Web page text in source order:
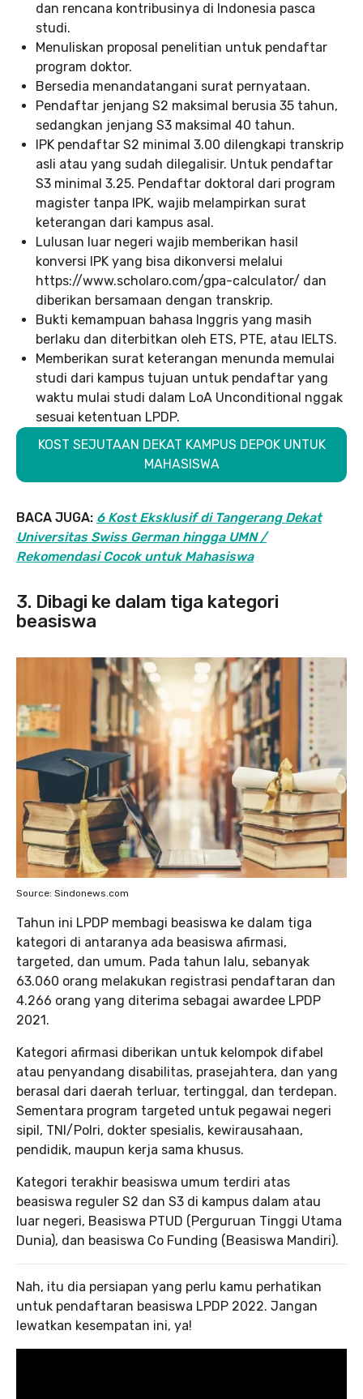
dan rencana kontribusinya di Indonesia pasca
studi.
Menuliskan proposal penelitian untuk pendaftar
program doktor.
Bersedia menandatangani surat pernyataan.
Pendaftar jenjang S2 maksimal berusia 35 tahun,
sedangkan jenjang S3 maksimal 40 tahun.
IPK pendaftar S2 minimal 3.00 dilengkapi transkrip
asli atau yang sudah dilegalisir. Untuk pendaftar
S3 minimal 3.25. Pendaftar doktoral dari program
magister tanpa IPK, wajib melampirkan surat
keterangan dari kampus asal.
Lulusan luar negeri wajib memberikan hasil
konversi IPK yang bisa dikonversi melalui
https://www.scholaro.com/gpa-calculator/ dan
diberikan bersamaan dengan transkrip.
Bukti kemampuan bahasa Inggris yang masih
berlaku dan diterbitkan oleh ETS, PTE, atau IELTS.
Memberikan surat keterangan menunda memulai
studi dari kampus tujuan untuk pendaftar yang
waktu mulai studi dalam LoA Unconditional nggak
sesuai ketentuan LPDP.
KOST SEJUTAAN DEKAT KAMPUS DEPOK UNTUK
MAHASISWA
BACA JUGA: 6 Kost Eksklusif di Tangerang Dekat
Universitas Swiss German hingga UMN /
Rekomendasi Cocok untuk Mahasiswa
3. Dibagi ke dalam tiga kategori
beasiswa
Source: Sindonews.com
Tahun ini LPDP membagi beasiswa ke dalam tiga
kategori di antaranya ada beasiswa afirmasi,
targeted, dan umum. Pada tahun lalu, sebanyak
63.060 orang melakukan registrasi pendaftaran dan
4.266 orang yang diterima sebagai awardee LPDP
2021.
Kategori afirmasi diberikan untuk kelompok difabel
atau penyandang disabilitas, prasejahtera, dan yang
berasal dari daerah terluar, tertinggal, dan terdepan.
Sementara program targeted untuk pegawai negeri
sipil, TNI/Polri, dokter spesialis, kewirausahaan,
pendidik, maupun kerja sama khusus.
Kategori terakhir beasiswa umum terdiri atas
beasiswa reguler S2 dan S3 di kampus dalam atau
luar negeri, Beasiswa PTUD (Perguruan Tinggi Utama
Dunia), dan beasiswa Co Funding (Beasiswa Mandiri).
Nah, itu dia persiapan yang perlu kamu perhatikan
untuk pendaftaran beasiswa LPDP 2022. Jangan
lewatkan kesempatan ini, ya!